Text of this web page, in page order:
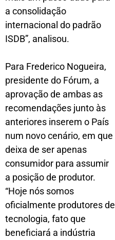
a consolidação
internacional do padrão
ISDB”, analisou.
Para Frederico Nogueira,
presidente do Fórum, a
aprovação de ambas as
recomendações junto às
anteriores inserem o País
num novo cenário, em que
deixa de ser apenas
consumidor para assumir
a posição de produtor.
“Hoje nós somos
oficialmente produtores de
tecnologia, fato que
beneficiará a indústria